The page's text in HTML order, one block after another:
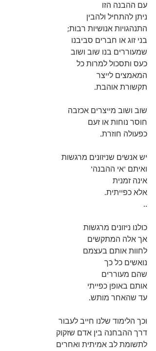
עם ההבנה הזו
ניתן להתחיל ולהבין
התנהגויות אנושיות רבות;
בני זוג או חברים סביבנו
שמעוררים בנו שוב ושוב
כעס ותסכול למרות כל
המאמצים לייצר
תקשורת אוהבת.
שוב ושוב מייצרים אכזבה
חוסר נוחות או זעם
כפעולה חוזרת.
יש אנשים שניזונים מרגשות
ואיתם 'אי ההבנה'
אינה זמנית
אלא כפייתית.
..
כולנו ניזונים מרגשות
אך אלה המתקשים
לחוות אותם בעצמם
נואשים כל כך
שהם מעוררים
אותם באופן כפייתי
עד שהאחר מותש.
וכך הלימוד שלנו חייב לעבור
דרך ההבחנה בין אדם שזקוק
לתשומת לב אמיתית ואחרים